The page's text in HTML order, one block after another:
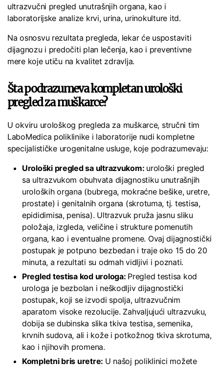
ultrazvučni pregled unutrašnjih organa, kao i
laboratorijske analize krvi, urina, urinokulture itd.
Na osnosvu rezultata pregleda, lekar će uspostaviti
dijagnozu i predočiti plan lečenja, kao i preventivne
mere koje utiču na kvalitet zdravlja.
Šta podrazumeva kompletan urološki
pregled za muškarce?
U okviru urološkog pregleda za muškarce, stručni tim
LaboMedica poliklinike i laboratorije nudi kompletne
specijalističke urogenitalne usluge, koje podrazumevaju:
Urološki pregled sa ultrazvukom: urološki pregled
sa ultrazvukom obuhvata dijagnostiku unutrašnjih
uroloških organa (bubrega, mokraćne bešike, uretre,
prostate) i genitalnih organa (skrotuma, tj. testisa,
epididimisa, penisa). Ultrazvuk pruža jasnu sliku
položaja, izgleda, veličine i strukture pomenutih
organa, kao i eventualne promene. Ovaj dijagnostički
postupak je potpuno bezbedan i traje oko 15 do 20
minuta, a rezultati su odmah vidljivi i poznati.
Pregled testisa kod urologa: Pregled testisa kod
urologa je bezbolan i neškodljiv dijagnostički
postupak, koji se izvodi spolja, ultrazvučnim
aparatom visoke rezolucije. Zahvaljujući ultrazvuku,
dobija se dubinska slika tkiva testisa, semenika,
krvnih sudova, ali i kože i potkožnog tkiva skrotuma,
kao i njihovih promena.
Kompletni bris uretre: U našoj poliklinici možete